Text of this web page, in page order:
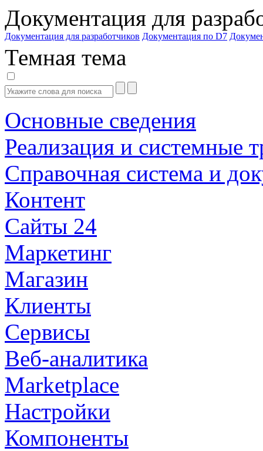
Документация для
Документация для разработчиков Документация по D7
Темная тема
Основные сведения
Реализация и системные
Справочная система и
Контент
Сайты 24
Маркетинг
Магазин
Клиенты
Сервисы
Веб-аналитика
Marketplace
Настройки
Компоненты